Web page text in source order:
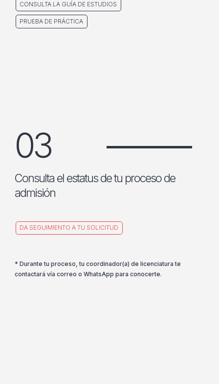
CONSULTA LA GUÍA DE ESTUDIOS
PRUEBA DE PRÁCTICA
03
Consulta el estatus de tu proceso de
admisión
DA SEGUIMIENTO A TU SOLICITUD
* Durante tu proceso, tu coordinador(a) de licenciatura te
contactará vía correo o WhatsApp para conocerte.